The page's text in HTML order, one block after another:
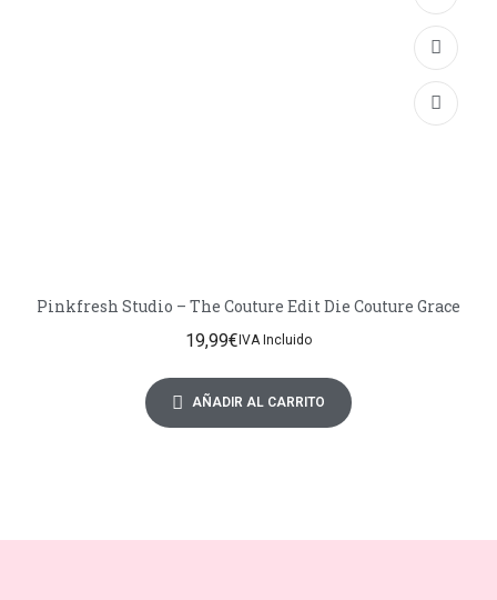
Pinkfresh Studio – The Couture Edit Die Couture Grace
19,99€ IVA Incluido
AÑADIR AL CARRITO